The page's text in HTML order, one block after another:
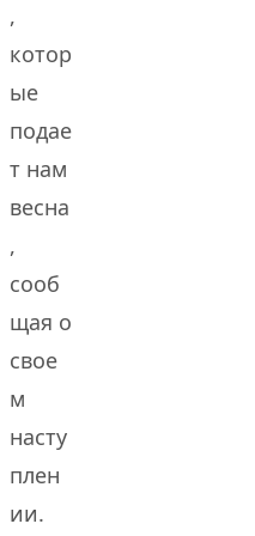
,
котор
ые
подае
т нам
весна
,
сооб
щая о
свое
м
насту
плен
ии.